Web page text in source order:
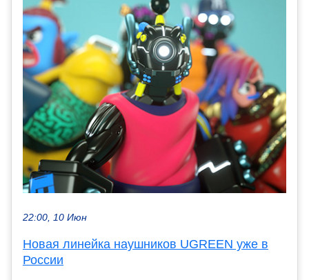
22:00, 10 Июн
Новая линейка наушников UGREEN уже в
России